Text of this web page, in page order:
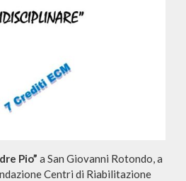
Pio” a San Giovanni Rotondo, a
Centri di Riabilitazione